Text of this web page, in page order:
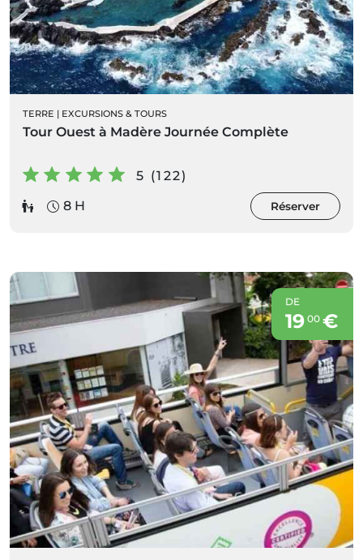
TERRE | EXCURSIONS & TOURS
Tour Ouest à Madère Journée Complète
5 (122)
8 H
Réserver
DE
19 00€